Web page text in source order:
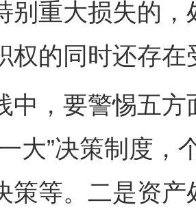
别重大损失的
权的同时还存
，要警惕五方
大”决策制度
策等。二是资